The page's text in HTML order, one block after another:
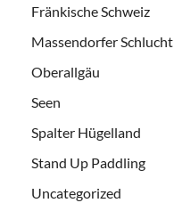
Fränkische Schweiz
Massendorfer Schlucht
Oberallgäu
Seen
Spalter Hügelland
Stand Up Paddling
Uncategorized